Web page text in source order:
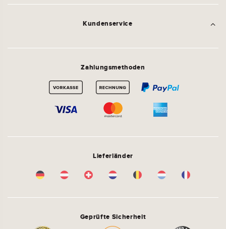
Kundenservice
Zahlungsmethoden
Lieferländer
Geprüfte Sicherheit